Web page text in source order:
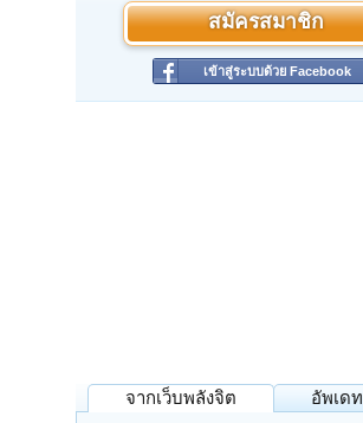
สมัครสมาชิก
เข้าสู่ระบบด้วย Facebook
จากเว็บพลังจิต อัพเด